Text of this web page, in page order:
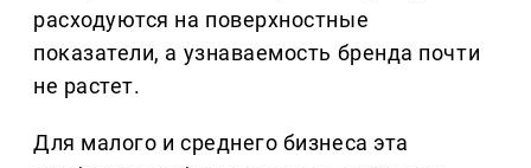
расходуются на поверхностные
показатели, а узнаваемость бренда почти
не растет.
Для малого и среднего бизнеса эта